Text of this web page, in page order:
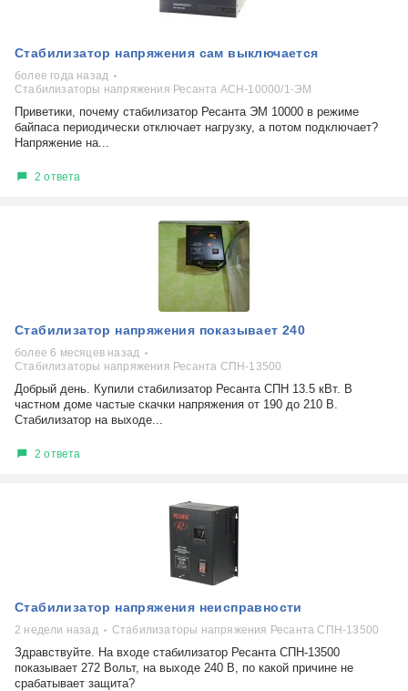
Стабилизатор напряжения сам выключается
более года назад
Стабилизаторы напряжения Ресанта АСН-10000/1-ЭМ
Приветики, почему стабилизатор Ресанта ЭМ 10000 в режиме
байпаса периодически отключает нагрузку, а потом подключает?
Напряжение на...
2 ответа
Стабилизатор напряжения показывает 240
более 6 месяцев назад
Стабилизаторы напряжения Ресанта СПН-13500
Добрый день. Купили стабилизатор Ресанта СПН 13.5 кВт. В
частном доме частые скачки напряжения от 190 до 210 В.
Стабилизатор на выходе...
2 ответа
Стабилизатор напряжения неисправности
2 недели назад Стабилизаторы напряжения Ресанта СПН-13500
Здравствуйте. На входе стабилизатор Ресанта СПН-13500
показывает 272 Вольт, на выходе 240 В, по какой причине не
срабатывает защита?